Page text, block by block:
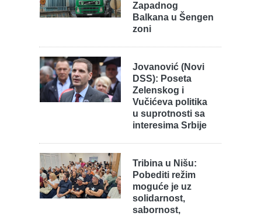
Zapadnog
Balkana u Šengen
zoni
Jovanović (Novi
DSS): Poseta
Zelenskog i
Vučićeva politika
u suprotnosti sa
interesima Srbije
Tribina u Nišu:
Pobediti režim
moguće je uz
solidarnost,
sabornost,